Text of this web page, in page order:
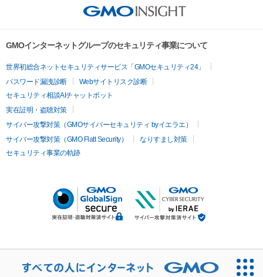
GMOインターネットグループのセキュリティ事業について
世界初総合ネットセキュリティサービス「GMOセキュリティ24」
パスワード漏洩診断
Webサイトリスク診断
セキュリティ相談AIチャットボット
実在証明・盗聴対策
サイバー攻撃対策（GMOサイバーセキュリティ byイエラエ）
サイバー攻撃対策（GMO Flatt Security）
なりすまし対策
セキュリティ事業の軌跡